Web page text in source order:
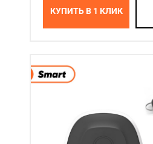
КУПИТЬ В 1 КЛИК